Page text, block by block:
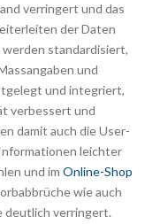
verringert und das
der Daten
standardisiert,
und
und integriert,
verbessert und
damit auch die User-
leichter
und im Online-Shop
wie auch
deutlich verringert.